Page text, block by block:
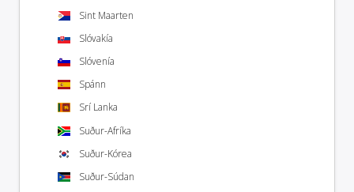
Sint Maarten
Slóvakía
Slóvenía
Spánn
Srí Lanka
Suður-Afríka
Suður-Kórea
Suður-Súdan